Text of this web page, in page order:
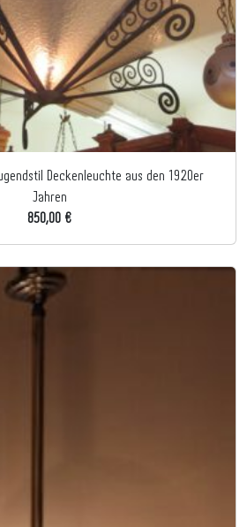
Deckenleuchte aus den 1920er
Jahren
850,00 €